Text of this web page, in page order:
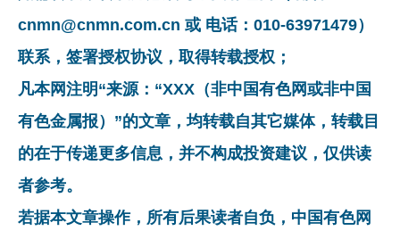
cnmn@cnmn.com.cn 或 电话：010-63971479）
联系，签署授权协议，取得转载授权；
凡本网注明“来源：“XXX（非中国有色网或非中国
有色金属报）”的文章，均转载自其它媒体，转载目
的在于传递更多信息，并不构成投资建议，仅供读
者参考。
若据本文章操作，所有后果读者自负，中国有色网